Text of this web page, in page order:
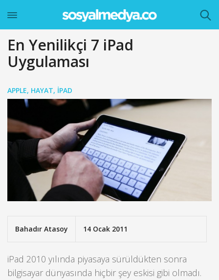
En Yenilikçi 7 iPad
Uygulaması
APPLE, HAYAT, IPAD
Bahadır Atasoy 14 Ocak 2011
iPad 2010 yılında piyasaya sürüldükten sonra
bilgisayar dünyasında hiçbir şey eskisi gibi olmadı.